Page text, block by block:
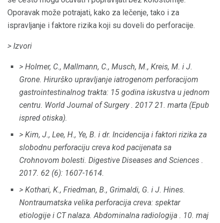
Oporavak može potrajati, kako za lečenje, tako i za
ispravljanje i faktore rizika koji su doveli do perforacije.
> Izvori
> Holmer, C., Mallmann, C., Musch, M., Kreis, M. i J.
Grone. Hirurško upravljanje iatrogenom perforacijom
gastrointestinalnog trakta: 15 godina iskustva u jednom
centru. World Journal of Surgery. 2017 21. marta (Epub
ispred otiska).
> Kim, J., Lee, H., Ye, B. i dr. Incidencija i faktori rizika za
slobodnu perforaciju creva kod pacijenata sa
Crohnovom bolesti. Digestive Diseases and Sciences .
2017. 62 (6): 1607-1614.
> Kothari, K., Friedman, B., Grimaldi, G. i J. Hines.
Nontraumatska velika perforacija creva: spektar
etiologije i CT nalaza. Abdominalna radiologija . 10. maj